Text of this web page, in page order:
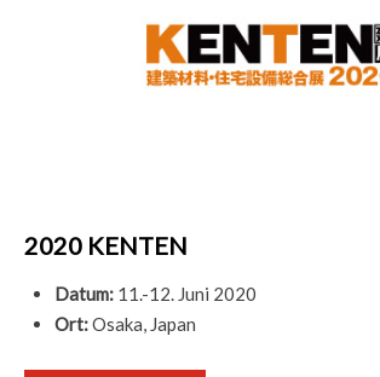
2020 KENTEN
Datum: 11.-12. Juni 2020
Ort:Osaka, Japan